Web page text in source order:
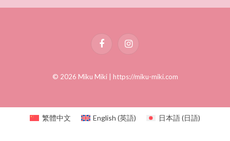
FacebookInstagram
© 2026 Miku Miki | https://miku-miki.com
繁體中文 English (英語) 日本語(日語)